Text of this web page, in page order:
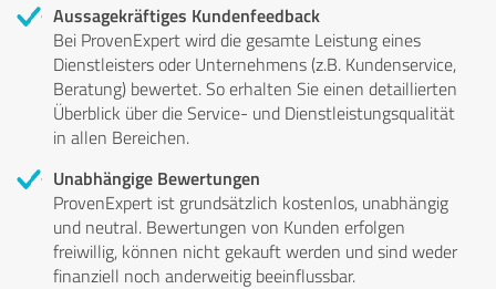
Aussagekräftiges Kundenfeedback
Bei ProvenExpert wird die gesamte Leistung eines
Dienstleisters oder Unternehmens (z.B. Kundenservice,
Beratung) bewertet. So erhalten Sie einen detaillierten
Überblick über die Service- und Dienstleistungsqualität
in allen Bereichen.
Unabhängige Bewertungen
ProvenExpert ist grundsätzlich kostenlos, unabhängig
und neutral. Bewertungen von Kunden erfolgen
freiwillig, können nicht gekauft werden und sind weder
finanziell noch anderweitig beeinflussbar.